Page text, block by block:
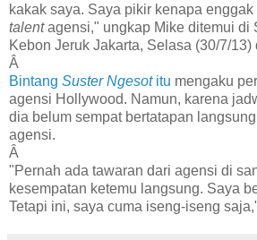
kakak saya. Saya pikir kenapa
talentagensi," ungkap Mike ditemui di
Kebon Jeruk Jakarta, Selasa (30/7/13)
Â
Bintang Suster Ngesotitu mengaku
agensi Hollywood. Namun, karena
dia belum sempat bertatapan
agensi.
Â
"Pernah ada tawaran dari agensi di
kesempatan ketemu langsung. Saya
Tetapi ini, saya cuma iseng-iseng